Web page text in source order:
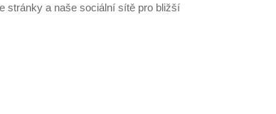
stránky a naše sociální sítě pro bližší